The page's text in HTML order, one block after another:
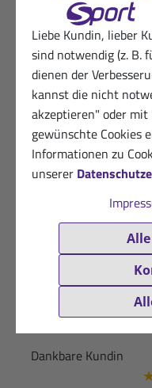
Liebe Kundin, lieber
sind notwendig (z. B.
dienen der
kannst die nicht
akzeptieren" oder
gewünschte Cookies
Informationen zu
unserer
Bitte beachte,
ausgegeben
Gesamtbewertung
ohne
★★★★★
★★★★☆
☆
Dankbare Kundin